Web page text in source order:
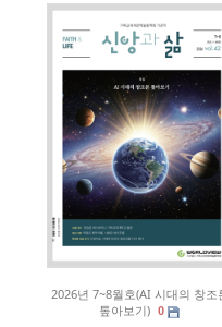
2026년 7~8월호(AI 시대의 창조
톺아보기) 0